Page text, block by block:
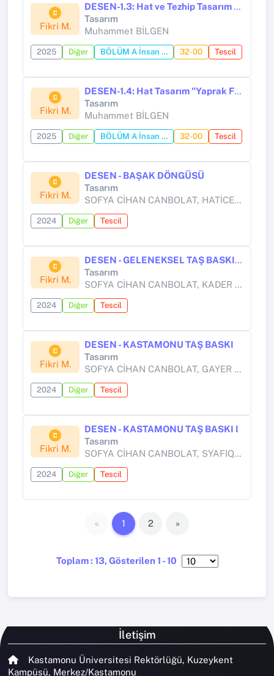
Fikri M.
DESEN-1.3: Hat ve Tezhip Tasarım "Müsennâ Allah Lafz-ı ve Hatayi"
Tasarım
Muhammet BİLGEN
2025 Diğer BÖLÜM A İnsan İhtiyaçları 32-00 Tescil
Fikri M.
DESEN-1.4: Hat Tasarım "Yaprak Formunda Müsennâ Allah Lafz-ı"
Tasarım
Muhammet BİLGEN
2025 Diğer BÖLÜM A İnsan İhtiyaçları 32-00 Tescil
Fikri M.
DESEN - BAŞAK DÖNGÜSÜ
Tasarım
SOFYA CİHAN CANBOLAT, HATİCE KOLONKAYA
2024 Diğer Tescil
Fikri M.
DESEN - GELENEKSEL TAŞ BASKI MOTİFİ II
Tasarım
SOFYA CİHAN CANBOLAT, KADER HORASAN
2024 Diğer Tescil
Fikri M.
DESEN - KASTAMONU TAŞ BASKI
Tasarım
SOFYA CİHAN CANBOLAT, GAYER NUR HIZLI
2024 Diğer Tescil
Fikri M.
DESEN - KASTAMONU TAŞ BASKI I
Tasarım
SOFYA CİHAN CANBOLAT, SYAFIQ ABDUL GHONI
2024 Diğer Tescil
Toplam : 13, Gösterilen 1 - 10
« 1 2 »
İletişim
Kastamonu Üniversitesi Rektörlüğü, Kuzeykent
Kampüsü, Merkez/Kastamonu